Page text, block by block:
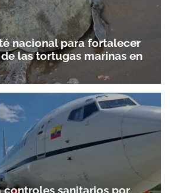
nacional para fortalecer
las tortugas marinas en
controles sanitarios por